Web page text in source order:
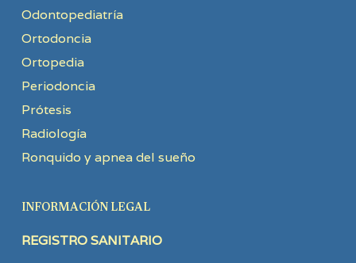
Odontopediatría
Ortodoncia
Ortopedia
Periodoncia
Prótesis
Radiología
Ronquido y apnea del sueño
INFORMACIÓN LEGAL
REGISTRO SANITARIO